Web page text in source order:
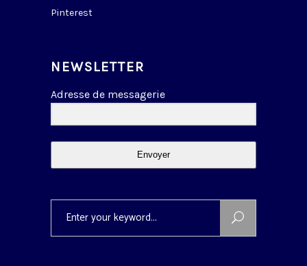
Pinterest
NEWSLETTER
Adresse de messagerie
Envoyer
for: